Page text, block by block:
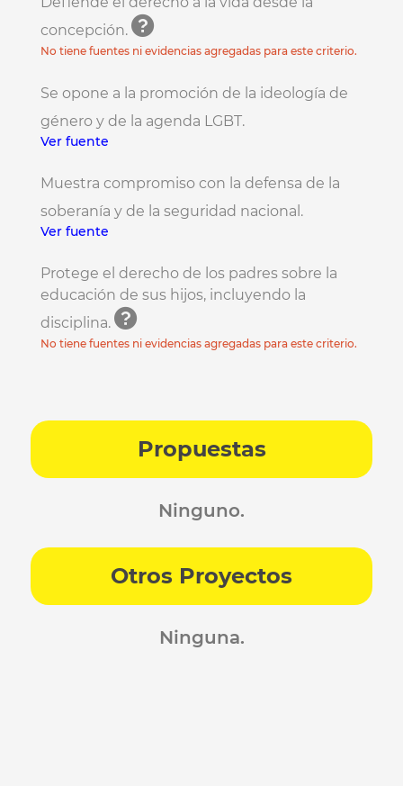
concepción.
No tiene fuentes ni evidencias agregadas para este criterio.
Se opone a la promoción de la ideología de
género y de la agenda LGBT.
Ver fuente
Muestra compromiso con la defensa de la
soberanía y de la seguridad nacional.
Ver fuente
Protege el derecho de los padres sobre la
educación de sus hijos, incluyendo la
disciplina.
No tiene fuentes ni evidencias agregadas para este criterio.
Propuestas
Ninguno.
Otros Proyectos
Ninguna.